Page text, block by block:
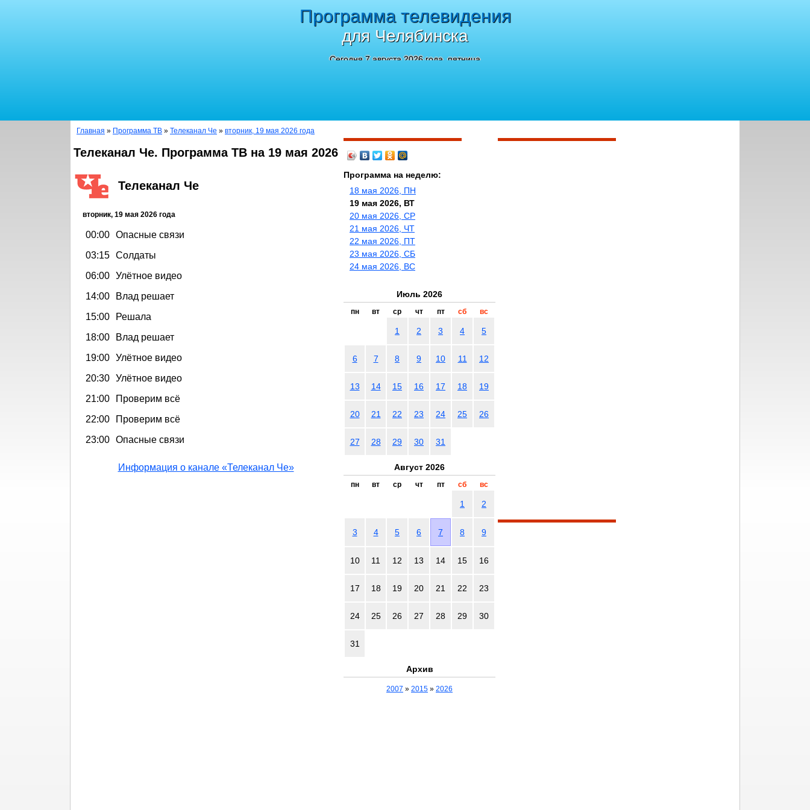
Программа телевидения
для Челябинска
Сегодня 7 августа 2026 года, пятница
Главная » Программа ТВ » Телеканал Че » вторник, 19 мая 2026 года
Телеканал Че. Программа ТВ на 19 мая 2026
Телеканал Че
вторник, 19 мая 2026 года
00:00 Опасные связи
03:15 Солдаты
06:00 Улётное видео
14:00
Влад решает
15:00
Решала
18:00
Влад решает
19:00 Улётное видео
20:30 Улётное видео
21:00
Проверим всё
22:00
Проверим всё
23:00 Опасные связи
Информация о канале «Телеканал Че»
Программа на неделю:
18 мая 2026, ПН
19 мая 2026, ВТ
20 мая 2026, СР
21 мая 2026, ЧТ
22 мая 2026, ПТ
23 мая 2026, СБ
24 мая 2026, ВС
Июль 2026
пн вт ср чт пт сб вс
1 2 3 4 5
6 7 8 9 10 11 12
13 14 15 16 17 18 19
20 21 22 23 24 25 26
27 28 29 30 31
Август 2026
пн вт ср чт пт сб вс
1 2
3 4 5 6 7 8 9
10 11 12 13 14 15 16
17 18 19 20 21 22 23
24 25 26 27 28 29 30
31
Архив
2007 » 2015 » 2026